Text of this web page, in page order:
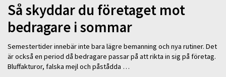
Så skyddar du företaget mot
bedragare i sommar
Semestertider innebär inte bara lägre bemanning och nya rutiner. Det
är också en period då bedragare passar på att rikta in sig på företag.
Bluffakturor, falska mejl och påstådda …